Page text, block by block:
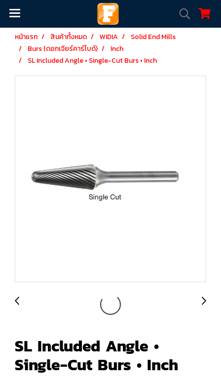
หน้าแรก สินค้าทั้งหมด WIDIA
Solid End Mills
Burs (ดอกเจียร์คาร์ไบด์)
Inch
SL Included Angle • Single-Cut Burs • Inch
SL Included Angle •
Single-Cut Burs • Inch